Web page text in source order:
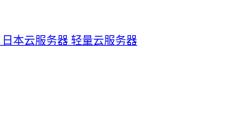
日本云服务器 轻量云服务器